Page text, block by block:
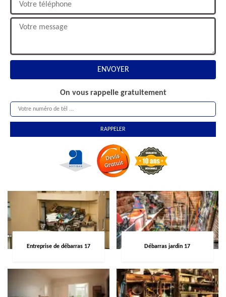
On vous rappelle gratuitement
Entreprise de débarras 17 Débarras jardin 17